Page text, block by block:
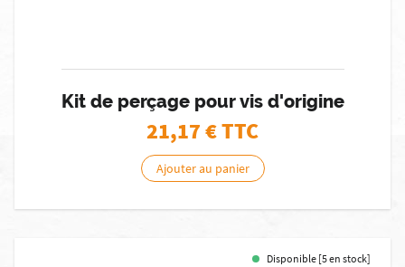
Kit de perçage pour vis d'origine
21,17€ TTC
Ajouter au panier
Disponible [5 en stock]